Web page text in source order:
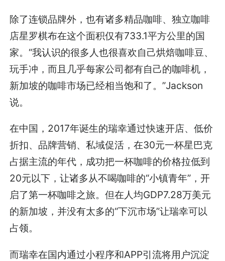
除了连锁品牌外，也有诸多精品咖啡、独立咖啡
店星罗棋布在这个面积仅有733.1平方公里的国
家。“我认识的很多人也很喜欢自己烘焙咖啡豆、
玩手冲，而且几乎每家公司都有自己的咖啡机，
新加坡的咖啡市场已经相当饱和了。”Jackson
说。
在中国，2017年诞生的瑞幸通过快速开店、低价
折扣、品牌营销、私域促活，在30元一杯星巴克
占据主流的年代，成功把一杯咖啡的价格拉低到
20元以下，让诸多从不喝咖啡的“小镇青年”，开
启了第一杯咖啡之旅。但在人均GDP7.28万美元
的新加坡，并没有太多的“下沉市场”让瑞幸可以
占领。
而瑞幸在国内通过小程序和APP引流将用户沉淀